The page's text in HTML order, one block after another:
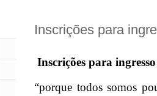
Inscrições para
Inscrições para
“porque todos somos